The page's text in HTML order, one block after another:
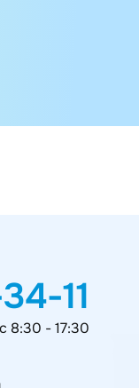
11
8:30 - 17:30